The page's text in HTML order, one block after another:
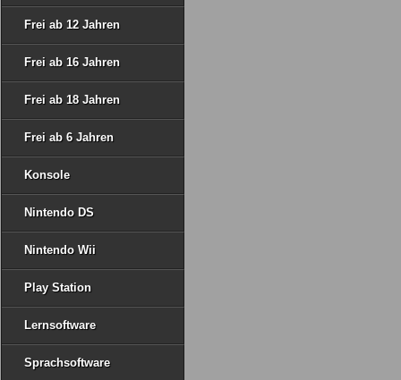
Frei ab 12 Jahren
Frei ab 16 Jahren
Frei ab 18 Jahren
Frei ab 6 Jahren
Konsole
Nintendo DS
Nintendo Wii
Play Station
Lernsoftware
Sprachsoftware